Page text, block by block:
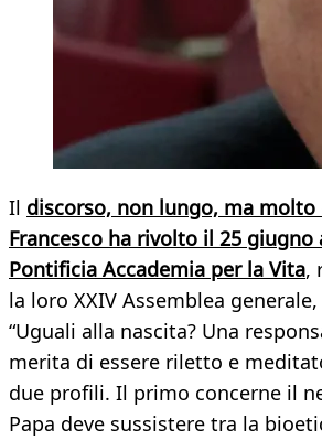
Il discorso, non lungo, ma molto
Francesco ha rivolto il 25
Pontificia Accademia per la Vita,
la loro XXIV Assemblea
“Uguali alla nascita? Una
merita di essere riletto e
due profili. Il primo concerne il
Papa deve sussistere tra la